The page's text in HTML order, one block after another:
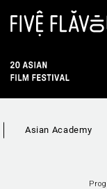
Asian Academy